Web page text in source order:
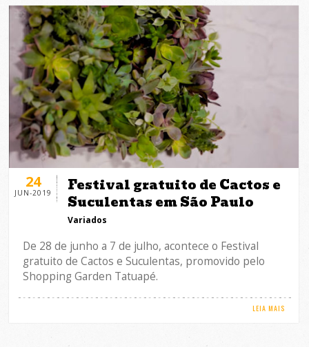
24
JUN-2019
Festival gratuito de Cactos e
Suculentas em São Paulo
Variados
De 28 de junho a 7 de julho, acontece o Festival
gratuito de Cactos e Suculentas, promovido pelo
Shopping Garden Tatuapé.
LEIA MAIS